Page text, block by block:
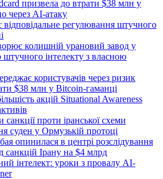
призвела до втрати $38 млн у
через AI-атаку
регулювання штучного
колишній урановий завод у
штучного інтелекту з власною
користувачів через ризик
$38 млн у Bitcoin-гаманці
акцій Situational Awareness
проти іранської схеми
суден у Ормузькій протоці
опинилася в центрі розслідування
санкцій Ірану на $4 млрд
інтелект: уроки з провалу AI-